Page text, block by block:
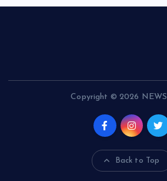
Copyright © 2026
Back to Top